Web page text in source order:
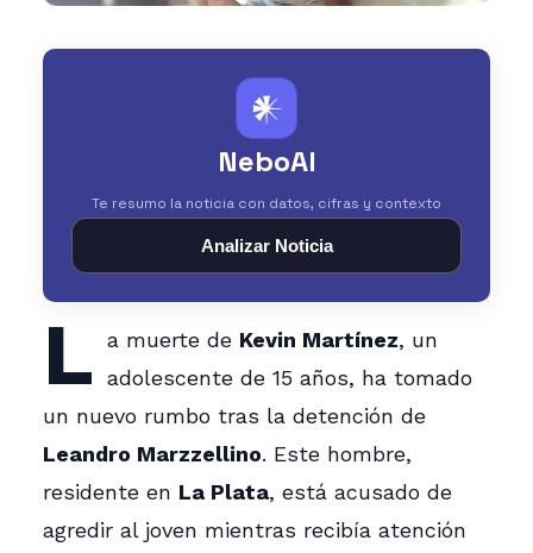
𒀭
NeboAI
Te resumo la noticia con datos, cifras y contexto
Analizar Noticia
L a muerte de Kevin Martínez, un
adolescente de 15 años, ha tomado
un nuevo rumbo tras la detención de
Leandro Marzzellino. Este hombre,
residente en La Plata, está acusado de
agredir al joven mientras recibía atención